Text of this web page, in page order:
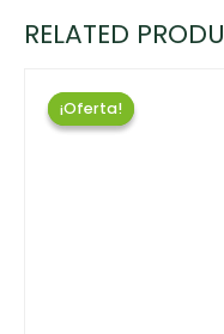
RELATED
¡Oferta!
¡Oferta!